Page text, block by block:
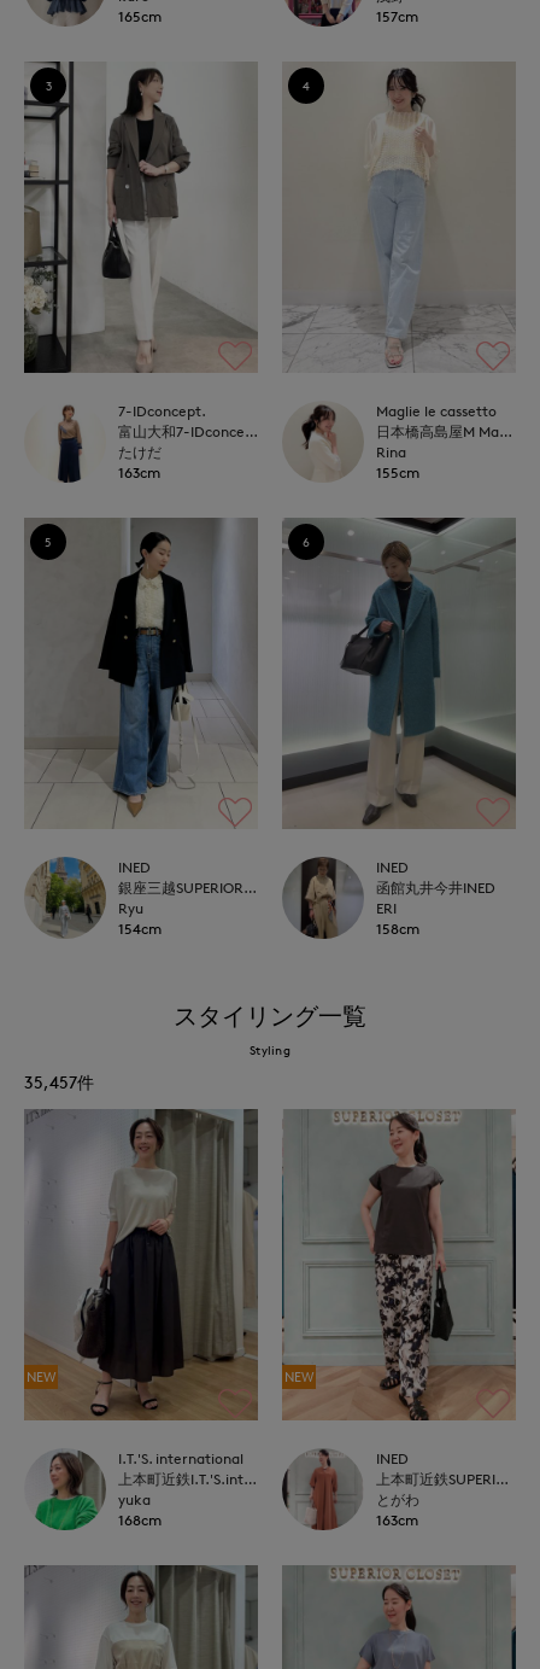
165cm
157cm
3
7-IDconcept.
富山大和7-IDconcept.
たけだ
163cm
4
Maglie le cassetto
日本橋高島屋M Maglie le cassetto
Rina
155cm
5
INED
銀座三越SUPERIOR CLOSET GINZA
Ryu
154cm
6
INED
函館丸井今井INED
ERI
158cm
スタイリング一覧
Styling
35,457件
NEW
I.T.'S. international
上本町近鉄I.T.'S.international
yuka
168cm
NEW
INED
上本町近鉄SUPERIORCLOSET
とがわ
163cm